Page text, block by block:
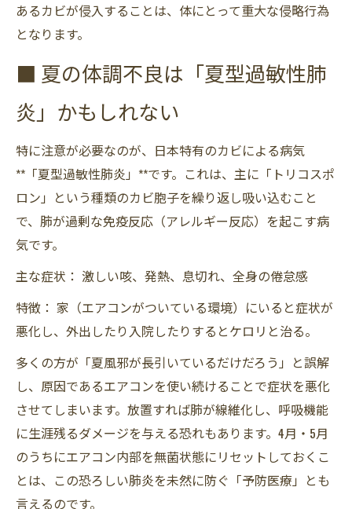
あるカビが侵入することは、体にとって重大な侵略行為
となります。
■ 夏の体調不良は「夏型過敏性肺
炎」かもしれない
特に注意が必要なのが、日本特有のカビによる病気
**「夏型過敏性肺炎」**です。これは、主に「トリコスポ
ロン」という種類のカビ胞子を繰り返し吸い込むこと
で、肺が過剰な免疫反応（アレルギー反応）を起こす病
気です。
主な症状： 激しい咳、発熱、息切れ、全身の倦怠感
特徴： 家（エアコンがついている環境）にいると症状が
悪化し、外出したり入院したりするとケロリと治る。
多くの方が「夏風邪が長引いているだけだろう」と誤解
し、原因であるエアコンを使い続けることで症状を悪化
させてしまいます。放置すれば肺が線維化し、呼吸機能
に生涯残るダメージを与える恐れもあります。4月・5月
のうちにエアコン内部を無菌状態にリセットしておくこ
とは、この恐ろしい肺炎を未然に防ぐ「予防医療」とも
言えるのです。